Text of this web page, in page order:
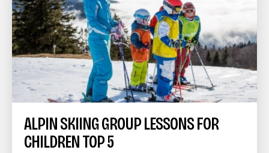
ALPIN SKIING GROUP LESSONS FOR
CHILDREN TOP 5